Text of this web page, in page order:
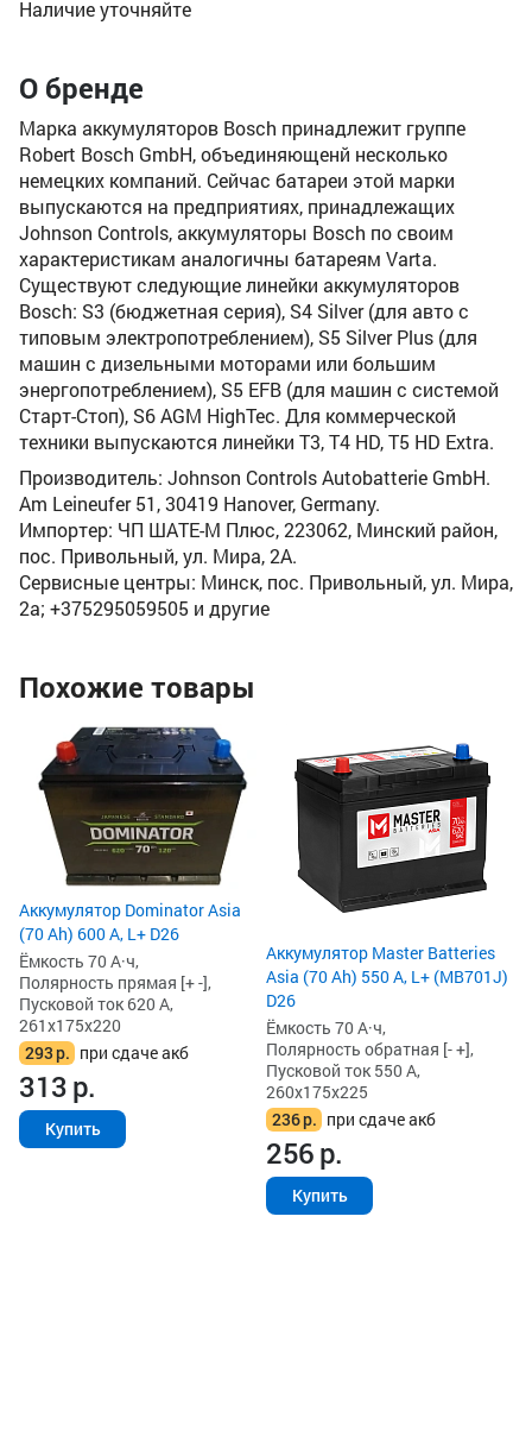
Наличие уточняйте
О бренде
Марка аккумуляторов Bosch принадлежит группе
Robert Bosch GmbH, объединяющенй несколько
немецких компаний. Сейчас батареи этой марки
выпускаются на предприятиях, принадлежащих
Johnson Controls, аккумуляторы Bosch по своим
характеристикам аналогичны батареям Varta.
Существуют следующие линейки аккумуляторов
Bosch: S3 (бюджетная серия), S4 Silver (для авто с
типовым электропотреблением), S5 Silver Plus (для
машин с дизельными моторами или большим
энергопотреблением), S5 EFB (для машин с системой
Старт-Стоп), S6 AGM HighTec. Для коммерческой
техники выпускаются линейки T3, T4 HD, T5 HD Extra.
Производитель: Johnson Controls Autobatterie GmbH.
Am Leineufer 51, 30419 Hanover, Germany.
Импортер: ЧП ШАТЕ-М Плюс, 223062, Минский район,
пос. Привольный, ул. Мира, 2А.
Сервисные центры: Минск, пос. Привольный, ул. Мира,
2а; +375295059505 и другие
Похожие товары
Аккумулятор Dominator Asia
(70 Ah) 600 А, L+ D26
Ёмкость 70 А·ч,
Полярность прямая [+ -],
Пусковой ток 620 А,
261x175x220
293р. при сдаче акб
313р.
Купить
Аккумулятор Master Batteries
Asia (70 Ah) 550 А, L+ (MB701J)
D26
Ёмкость 70 А·ч,
Полярность обратная [- +],
Пусковой ток 550 А,
260x175x225
236р. при сдаче акб
256р.
Купить